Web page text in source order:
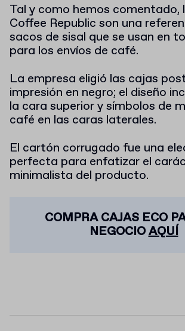
Tal y como hemos comentado,
Coffee Republic son una
sacos de sisal que se usan en
para los envíos de café.
La empresa eligió las cajas
impresión en negro; el diseño
la cara superior y símbolos de
café en las caras laterales.
El cartón corrugado fue una
perfecta para enfatizar el
minimalista del producto.
COMPRA CAJAS ECO
NEGOCIOAQUÍ